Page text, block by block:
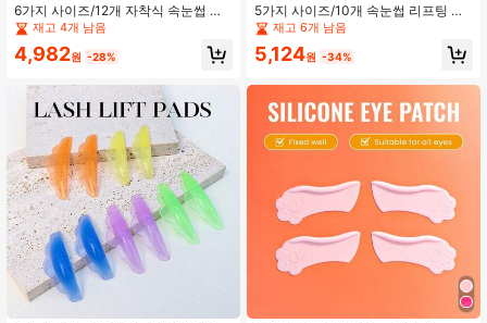
6가지 사이즈/12개 자착식 속눈썹 리
프트 패드, 속눈썹 컬 패드, 속눈썹 펌
도구, 속눈썹 메이크업 도구, 속눈썹
펌 및 속눈썹 리프팅용 부드러운 리프
크, 그린)
재고 4개 남음
4,982원 -28%
5가지 사이즈/10개 속눈썹 리프팅 패
드, 속눈썹 리프팅 스트랩 통합 2-In-1
재사용 가능한 실리콘 속눈썹 컬링 로
드, 속눈썹 리프팅 쉴드, DIY 홈 또는
눈썹 리프팅용 (핑크, 그린)
재고 6개 남음
5,124원 -34%